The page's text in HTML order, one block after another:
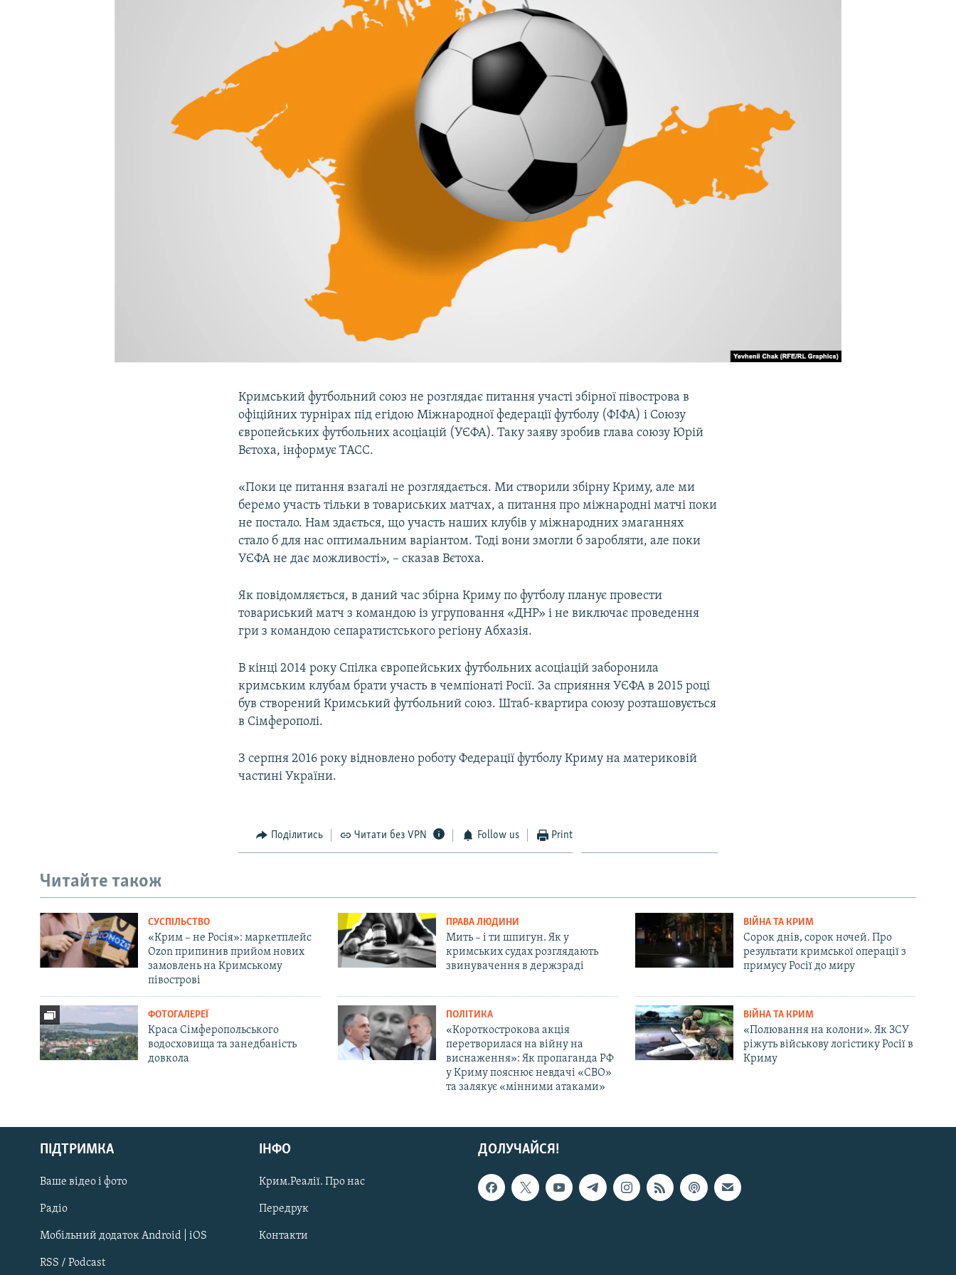
Русский
Qırımtatar
ДОЛУЧАЙСЯ!
Кримський футбольний союз не розглядає питання участі збірної півострова в
офіційних турнірах під егідою Міжнародної федерації футболу (ФІФА) і Союзу
європейських футбольних асоціацій (УЄФА). Таку заяву зробив глава союзу Юрій
Вєтоха, інформує ТАСС.
«Поки це питання взагалі не розглядається. Ми створили збірну Криму, але ми
беремо участь тільки в товариських матчах, а питання про міжнародні матчі поки
не постало. Нам здається, що участь наших клубів у міжнародних змаганнях
стало б для нас оптимальним варіантом. Тоді вони змогли б заробляти, але поки
УЄФА не дає можливості», – сказав Вєтоха.
Як повідомляється, в даний час збірна Криму по футболу планує провести
товариський матч з командою із угруповання «ДНР» і не виключає проведення
гри з командою сепаратистського регіону Абхазія.
В кінці 2014 року Спілка європейських футбольних асоціацій заборонила
кримським клубам брати участь в чемпіонаті Росії. За сприяння УЄФА в 2015 році
був створений Кримський футбольний союз. Штаб-квартира союзу розташовується
в Сімферополі.
З серпня 2016 року відновлено роботу Федерації футболу Криму на материковій
частині України.
Поділитись Читати без VPN Follow us Print
Читайте також
СУСПІЛЬСТВО
«Крим – не Росія»: маркетплейс
Ozon припинив прийом нових
замовлень на Кримському
півострові
ПРАВА ЛЮДИНИ
Мить – і ти шпигун. Як у
кримських судах розглядають
звинувачення в держзраді
ВІЙНА ТА КРИМ
Сорок днів, сорок ночей. Про
результати кримської операції з
примусу Росії до миру
ФОТОГАЛЕРЕЇ
Краса Сімферопольського
водосховища та занедбаність
довкола
ПОЛІТИКА
«Короткострокова акція
перетворилася на війну на
виснаження»: Як пропаганда РФ
у Криму пояснює невдачі «СВО»
та залякує «мінними атаками»
ВІЙНА ТА КРИМ
«Полювання на колони». Як ЗСУ
ріжуть військову логістику Росії в
Криму
ДОЛУЧАЙСЯ!
ПІДТРИМКА
Ваше відео і фото
Радіо
Мобільний додаток Android | iOS
RSS / Podcast
ІНФО
Крим.Реалії. Про нас
Передрук
Контакти